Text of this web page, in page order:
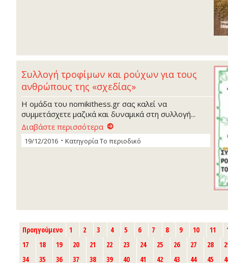
Συλλογή τροφίμων και ρούχων για τους
ανθρώπους της «σχεδίας»
Η ομάδα του nomikithess.gr σας καλεί να
συμμετάσχετε μαζικά και δυναμικά στη συλλογή...
Διαβάστε περισσότερα
19/12/2016 ΚατηγορίαΤο περιοδικό
Προηγούμενο 1 2 3 4 5 6 7 8 9 10 11
17
18 19 20 21 22 23 24 25 26 27 28
34
35 36 37 38 39 40 41 42 43 44 45